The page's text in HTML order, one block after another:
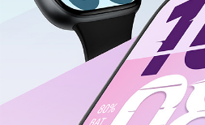
通讯类型
不可插卡
蓝牙协议
2.4 GHz，BT 5.4
蓝牙最大传输距10~50m
屏幕
AMOLED